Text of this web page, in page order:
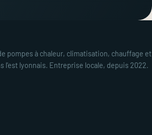
pompes à chaleur, climatisation, chauffage et
l'est lyonnais. Entreprise locale, depuis 2022.